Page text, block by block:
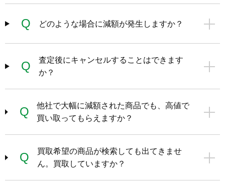
Q どのような場合に減額が発生しますか？
Q
査定後にキャンセルすることはできます
か？
Q
他社で大幅に減額された商品でも、高値で
買い取ってもらえますか？
Q
買取希望の商品が検索しても出てきませ
ん。買取していますか？